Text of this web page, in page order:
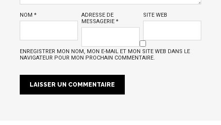
NOM *
ADRESSE DE
MESSAGERIE*
SITE WEB
ENREGISTRER MON NOM, MON E-MAIL ET MON SITE WEB DANS LE
NAVIGATEUR POUR MON PROCHAIN COMMENTAIRE.